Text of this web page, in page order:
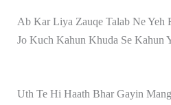
Ab Kar Liya Zauqe Talab Ne Yeh
Jo Kuch Kahun Khuda Se Kahun
Uth Te Hi Haath Bhar Gayin